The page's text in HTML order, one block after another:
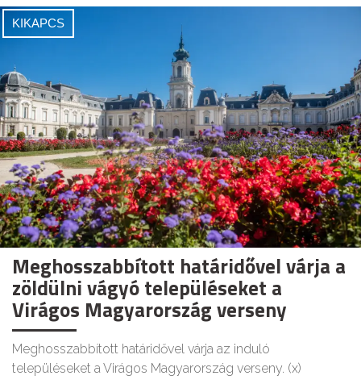
KIKAPCS
Meghosszabbított határidővel várja a
zöldülni vágyó településeket a
Virágos Magyarország verseny
Meghosszabbított határidővel várja az induló
településeket a Virágos Magyarország verseny. (x)